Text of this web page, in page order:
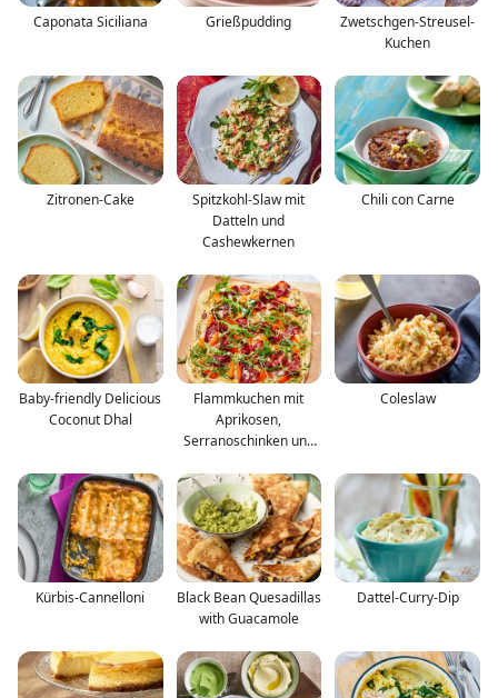
Caponata Siciliana Grießpudding
Zwetschgen-Streusel-
Kuchen
Zitronen-Cake
Spitzkohl-Slaw mit
Datteln und
Cashewkernen
Chili con Carne
Baby-friendly Delicious
Coconut Dhal
Flammkuchen mit
Aprikosen,
Serranoschinken und
Coleslaw
Kürbis-Cannelloni
Black Bean Quesadillas
with Guacamole
Dattel-Curry-Dip